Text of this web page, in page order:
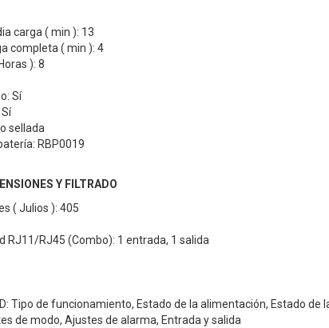
carga ( min ): 13
completa ( min ): 4
): 8
Sí
sellada
RBP0019
Y FILTRADO
( Julios ): 405
RJ11/RJ45 (Combo): 1 entrada, 1 salida
Tipo de funcionamiento, Estado de la alimentación, Estado de
de modo, Ajustes de alarma, Entrada y salida